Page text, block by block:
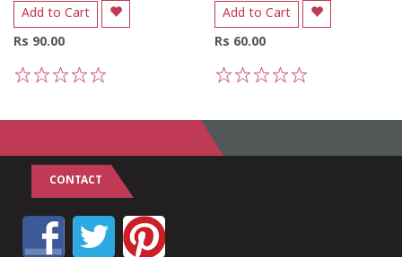
Add to Cart
Rs 90.00
Add to Cart
Rs 60.00
CONTACT